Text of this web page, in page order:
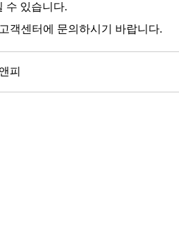
수 있습니다.
객센터에 문의하시기 바랍니다.
피